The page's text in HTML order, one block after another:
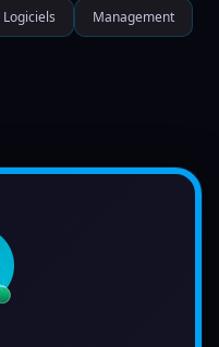
Logiciels Management